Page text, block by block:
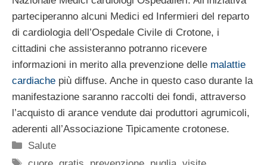
parteciperanno alcuni Medici ed Infermieri del reparto
di cardiologia dell’Ospedale Civile di Crotone, i
cittadini che assisteranno potranno ricevere
informazioni in merito alla prevenzione delle malattie
cardiache più diffuse. Anche in questo caso durante la
manifestazione saranno raccolti dei fondi, attraverso
l’acquisto di arance vendute dai produttori agrumicoli,
aderenti all’Associazione Tipicamente crotonese.
Categorie
Salute
Tag